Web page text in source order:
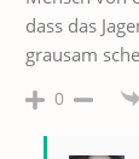
dass das
grausam
0